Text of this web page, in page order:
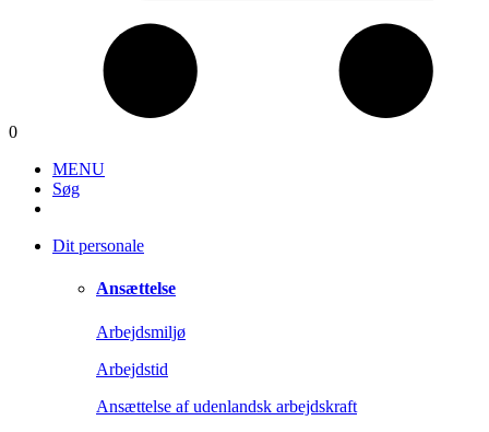
0
MENU
Søg
Dit personale
Ansættelse
Arbejdsmiljø
Arbejdstid
Ansættelse af udenlandsk arbejdskraft